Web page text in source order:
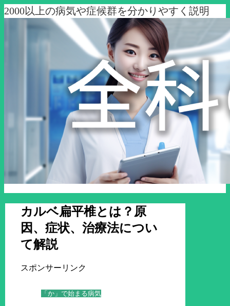
2000以上の病気や症候群を分かりやすく説明
カルベ扁平椎とは？原
因、症状、治療法につい
て解説
スポンサーリンク
「か」で始まる病気